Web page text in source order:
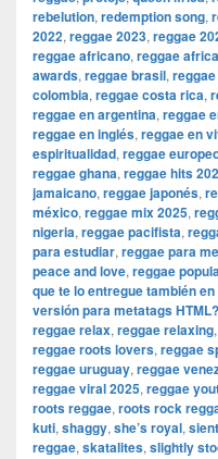
rebelution, redemption song,
2022, reggae 2023, reggae
reggae africano, reggae
awards, reggae brasil,
colombia, reggae costa rica,
reggae en argentina, reggae
reggae en inglés, reggae en
espiritualidad, reggae
reggae ghana, reggae hits
jamaicano, reggae japonés,
méxico, reggae mix 2025,
nigeria, reggae pacifista,
para estudiar, reggae para
peace and love, reggae
que te lo entregue también
versión para metatags HTML?
reggae relax, reggae relaxing,
reggae roots lovers, reggae
reggae uruguay, reggae
reggae viral 2025, reggae
roots reggae, roots rock
kuti, shaggy, she’s royal,
reggae, skatalites, slightly